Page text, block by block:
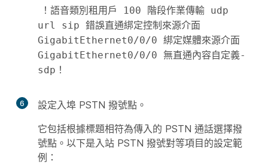
！語音類別租用戶 100 階段作業傳輸 udp
url sip 錯誤直通綁定控制來源介面
GigabitEthernet0/0/0 綁定媒體來源介面
GigabitEthernet0/0/0 無直通內容自定義-
sdp！
6
設定入埠 PSTN 撥號點。
它包括根據標題相符為傳入的 PSTN 通話選擇撥
號點。以下是入站 PSTN 撥號對等項目的設定範
例：